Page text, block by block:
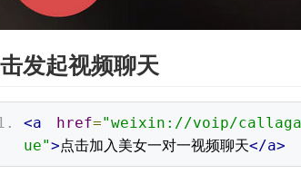
发起视频聊天
<a href="weixin://voip/
ue">点击加入美女一对一视频聊天</a>